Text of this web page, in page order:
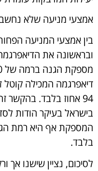
אמצעי מניעה שלא
בין אמצעי המניעה
ובראשונה את
דיאפרגמה המכילה
94 אחוז בלבד. בהקשר זה יש לציין את
בישראל בעיקר הודות
בלבד.
לסיכום, נציין שישנו אך